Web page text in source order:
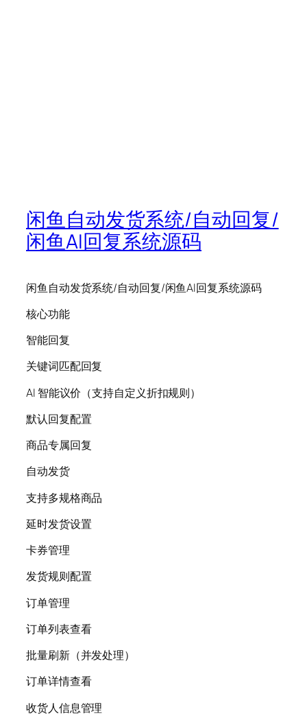
闲鱼自动发货系统/自动回复/
闲鱼AI回复系统源码
闲鱼自动发货系统/自动回复/闲鱼AI回复系统源码
核心功能
智能回复
关键词匹配回复
AI 智能议价（支持自定义折扣规则）
默认回复配置
商品专属回复
自动发货
支持多规格商品
延时发货设置
卡券管理
发货规则配置
订单管理
订单列表查看
批量刷新（并发处理）
订单详情查看
收货人信息管理